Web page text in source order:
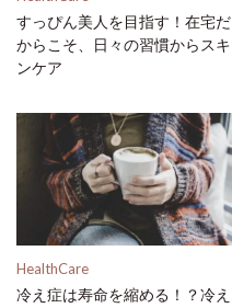
すっぴん美人を目指す！在宅だ
からこそ、日々の習慣からスキ
ンケア
HealthCare
冷え症は寿命を縮める！？冷え